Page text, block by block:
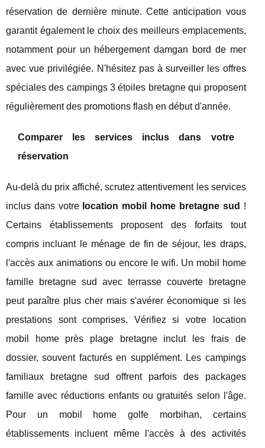
réservation de dernière minute. Cette anticipation vous
garantit également le choix des meilleurs emplacements,
notamment pour un hébergement damgan bord de mer
avec vue privilégiée. N'hésitez pas à surveiller les offres
spéciales des campings 3 étoiles bretagne qui proposent
régulièrement des promotions flash en début d'année.
Comparer les services inclus dans votre
réservation
Au-delà du prix affiché, scrutez attentivement les services
inclus dans votre location mobil home bretagne sud !
Certains établissements proposent des forfaits tout
compris incluant le ménage de fin de séjour, les draps,
l'accès aux animations ou encore le wifi. Un mobil home
famille bretagne sud avec terrasse couverte bretagne
peut paraître plus cher mais s'avérer économique si les
prestations sont comprises. Vérifiez si votre location
mobil home près plage bretagne inclut les frais de
dossier, souvent facturés en supplément. Les campings
familiaux bretagne sud offrent parfois des packages
famille avec réductions enfants ou gratuités selon l'âge.
Pour un mobil home golfe morbihan, certains
établissements incluent même l'accès à des activités